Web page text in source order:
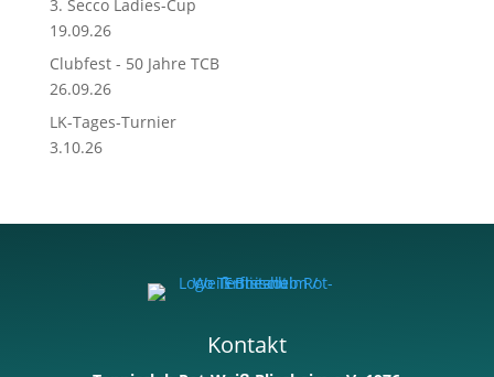
3. Secco Ladies-Cup
19.09.26
Clubfest - 50 Jahre TCB
26.09.26
LK-Tages-Turnier
3.10.26
Kontakt